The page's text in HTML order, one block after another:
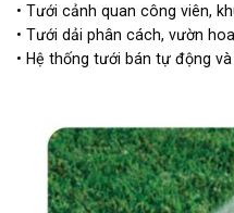
• Tưới cảnh quan công viên,
• Tưới dải phân cách, vườn
• Hệ thống tưới bán tự động và